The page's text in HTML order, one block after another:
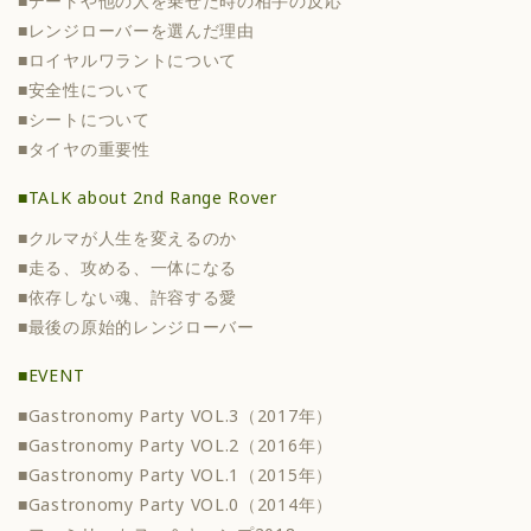
■レンジローバーを選んだ理由
■ロイヤルワラントについて
■安全性について
■シートについて
■タイヤの重要性
■TALK about 2nd Range Rover
■クルマが人生を変えるのか
■走る、攻める、一体になる
■依存しない魂、許容する愛
■最後の原始的レンジローバー
■EVENT
■Gastronomy Party VOL.3（2017年）
■Gastronomy Party VOL.2（2016年）
■Gastronomy Party VOL.1（2015年）
■Gastronomy Party VOL.0（2014年）